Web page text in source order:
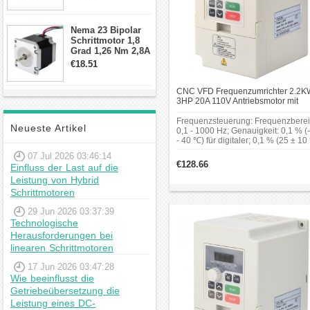
Nema 23 Bipolar
Schrittmotor 1,8
Grad 1,26 Nm 2,8A
2,5V 4 Drähte
€18.51
Neueste Artikel
07 Jul 2026 03:46:14
Einfluss der Last auf die
Leistung von Hybrid
Schrittmotoren
29 Jun 2026 03:37:39
Technologische
Herausforderungen bei
linearen Schrittmotoren
17 Jun 2026 03:47:28
Wie beeinflusst die
Getriebeübersetzung die
Leistung eines DC-
Ein Frequenzumformer 230V
auf 400V kann sinnvoll sein,
wenn der Motor für 400 V
ausgelegt ist, aber nur ein
230-V-Netz verfügbar ist.
das Gerät für Motoren mit 1-
Anschluss ausgelegt ist.
Weitere technische Aspekte
Schutzklasse und
Steuerungen oder
Anwendungsbereiche
VFD Frequenzumrichter
werden in zahlreichen
Industriezweigen eingesetzt,
darunter CNC-Bearbeitung,
CNC VFD Frequenzumrichter
3HP 20A 110V Antriebsmotor mit
Drehzahlregelung des
Frequenzsteuerung:
0,1 - 1000 Hz; Genauigkeit: 0,1 %
- 40 ℃) für digitaler; 0,1 % (25 ±
für digitaler; 1 % von max.
Betriebsfrequenz für analog;
Einstellmodus: Externe Spannung
Sprungfrequenzen (untere
Frequenzgrenze, Startfrequenz und
Stoppfrequenz) können jeweils
eingestellt werden.
€128.66